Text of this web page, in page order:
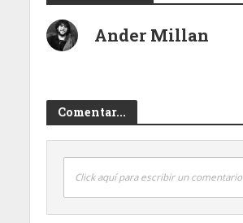
Ander Millan
Comentar...
Click aquí para escribir un comentario